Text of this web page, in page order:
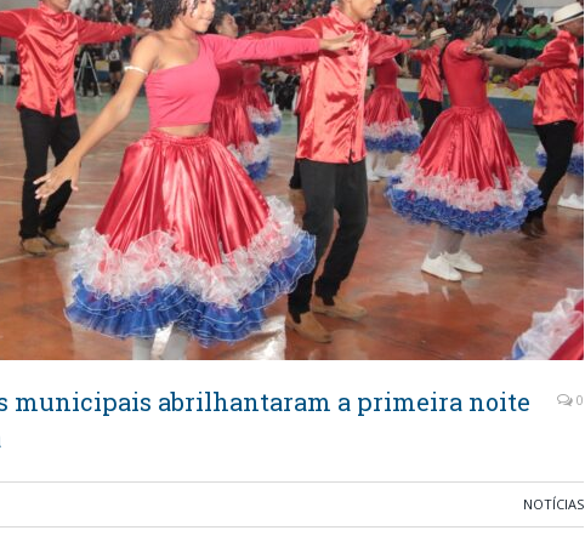
municipais abrilhantaram a primeira noite
0
NOTÍCIAS